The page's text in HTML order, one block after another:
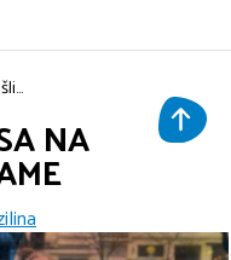
NA